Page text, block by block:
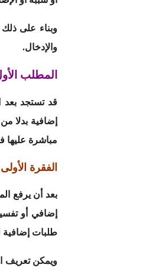
وبناء على
والإدخال.
المطلب
قد تستجد بعد
إضافية بدلا
مباشرة عليها
الفقرة
بعد أن يرفع
إضافي أو
طلبات إضافية
ويمكن تعريف